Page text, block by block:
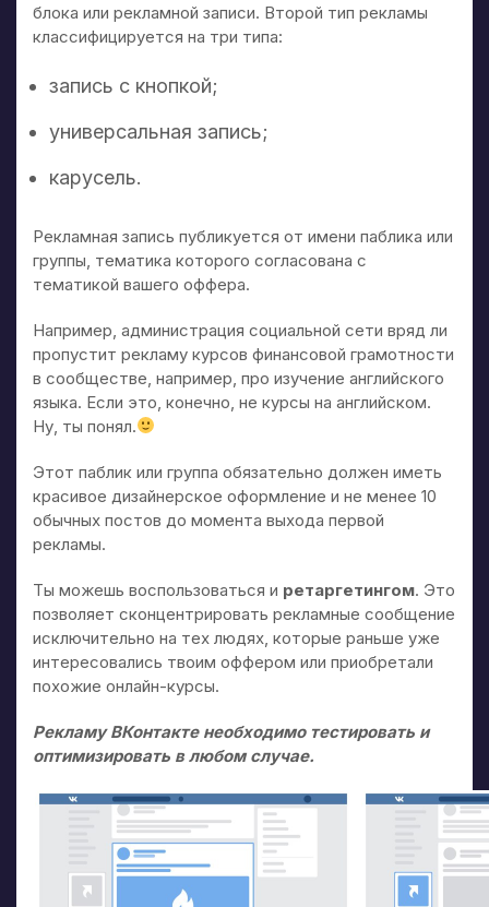
блока или рекламной записи. Второй тип рекламы
классифицируется на три типа:
запись с кнопкой;
универсальная запись;
карусель.
Рекламная запись публикуется от имени паблика или
группы, тематика которого согласована с
тематикой вашего оффера.
Например, администрация социальной сети вряд ли
пропустит рекламу курсов финансовой грамотности
в сообществе, например, про изучение английского
языка. Если это, конечно, не курсы на английском.
Ну, ты понял.
Этот паблик или группа обязательно должен иметь
красивое дизайнерское оформление и не менее 10
обычных постов до момента выхода первой
рекламы.
Ты можешь воспользоваться и ретаргетингом. Это
позволяет сконцентрировать рекламные сообщение
исключительно на тех людях, которые раньше уже
интересовались твоим оффером или приобретали
похожие онлайн-курсы.
Рекламу ВКонтакте необходимо тестировать и
оптимизировать в любом случае.